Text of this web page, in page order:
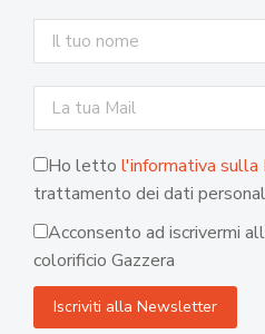
Ho letto l'informativa sulla
trattamento dei dati
Acconsento ad iscrivermi
colorificio Gazzera